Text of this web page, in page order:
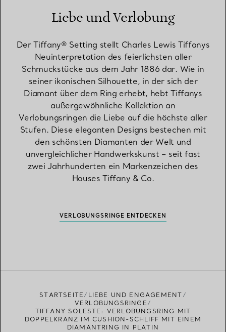
Liebe und Verlobung
Der Tiffany® Setting stellt Charles Lewis Tiffanys
Neuinterpretation des feierlichsten aller
Schmuckstücke aus dem Jahr 1886 dar. Wie in
seiner ikonischen Silhouette, in der sich der
Diamant über dem Ring erhebt, hebt Tiffanys
außergewöhnliche Kollektion an
Verlobungsringen die Liebe auf die höchste aller
Stufen. Diese eleganten Designs bestechen mit
den schönsten Diamanten der Welt und
unvergleichlicher Handwerkskunst – seit fast
zwei Jahrhunderten ein Markenzeichen des
Hauses Tiffany & Co.
VERLOBUNGSRINGE ENTDECKEN
STARTSEITE
LIEBE UND ENGAGEMENT
VERLOBUNGSRINGE
TIFFANY SOLESTE: VERLOBUNGSRING MIT
DOPPELKRANZ IM CUSHION-SCHLIFF MIT EINEM
DIAMANTRING IN PLATIN